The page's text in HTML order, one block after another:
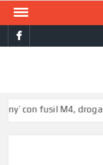
Saltar
contenidofacebook
fusil M4, drogas y